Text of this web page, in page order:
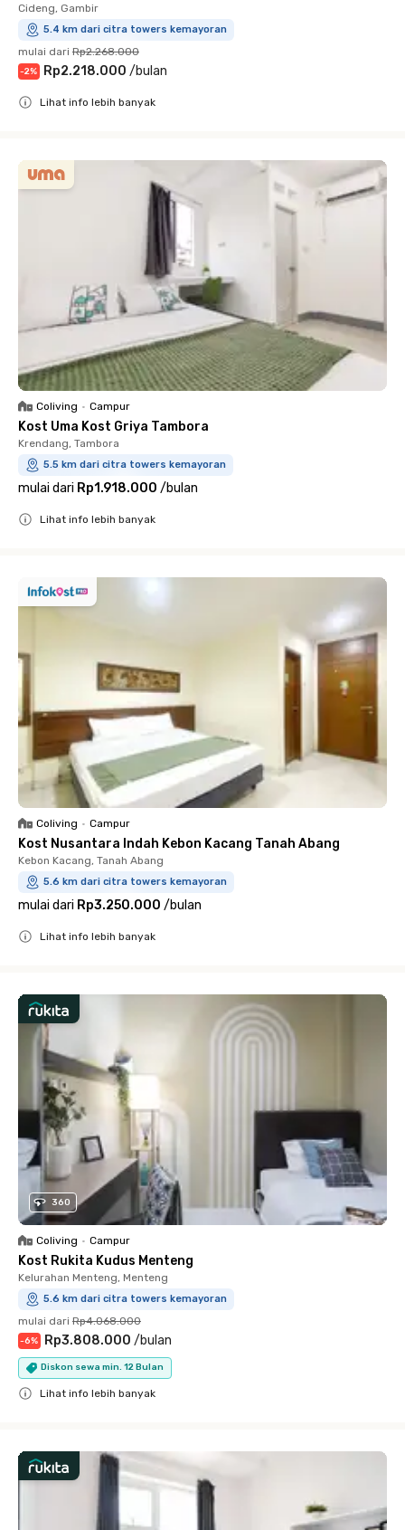
Cideng, Gambir
5.4 km dari citra towers kemayoran
mulai dari Rp2.268.000
-2% Rp2.218.000 /bulan
Lihat info lebih banyak
Coliving • Campur
Kost Uma Kost Griya Tambora
Krendang, Tambora
5.5 km dari citra towers kemayoran
mulai dari Rp1.918.000 /bulan
Lihat info lebih banyak
Coliving • Campur
Kost Nusantara Indah Kebon Kacang Tanah Abang
Kebon Kacang, Tanah Abang
5.6 km dari citra towers kemayoran
mulai dari Rp3.250.000 /bulan
Lihat info lebih banyak
360
Coliving • Campur
Kost Rukita Kudus Menteng
Kelurahan Menteng, Menteng
5.6 km dari citra towers kemayoran
mulai dari Rp4.068.000
-6% Rp3.808.000 /bulan
Diskon sewa min. 12 Bulan
Lihat info lebih banyak